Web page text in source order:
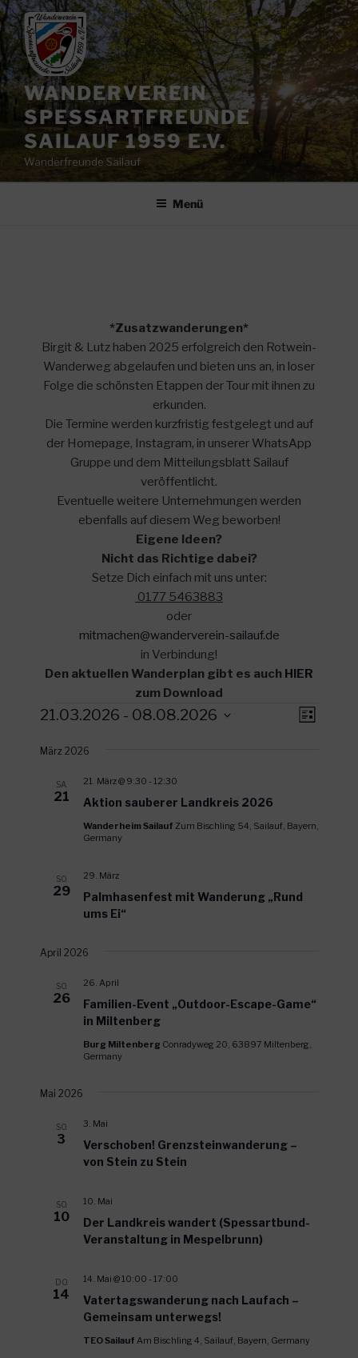
Zum
Inhalt
springen
WANDERVEREIN
SPESSARTFREUNDE
SAILAUF 1959 E.V.
Wanderfreunde Sailauf
Menü
*Zusatzwanderungen*
Birgit & Lutz haben 2025 erfolgreich den Rotwein-
Wanderweg abgelaufen und bieten uns an, in loser
Folge die schönsten Etappen der Tour mit ihnen zu
erkunden.
Die Termine werden kurzfristig festgelegt und auf
der Homepage, Instagram, in unserer WhatsApp
Gruppe und dem Mitteilungsblatt Sailauf
veröffentlicht.
Eventuelle weitere Unternehmungen werden
ebenfalls auf diesem Weg beworben!
Eigene Ideen?
Nicht das Richtige dabei?
Setze Dich einfach mit uns unter:
0177 5463883
oder
mitmachen@wanderverein-sailauf.de
in Verbindung!
Den aktuellen Wanderplan gibt es auch HIER
zum Download
Veranstaltungen
A
h
n
i
a
V
t
s
c
L
21.03.2026 - 08.08.2026
a
März 2026
SA.
21 Aktion sauberer Landkreis 2026
21. März @ 9:30 -12:30
Wanderheim Sailauf Zum Bischling 54, Sailauf, Bayern,
Germany
SO.
29
Palmhasenfest mit Wanderung „Rund
ums Ei“
29. März
April 2026
SO.
26
Familien-Event „Outdoor-Escape-Game“
in Miltenberg
26. April
Burg Miltenberg Conradyweg 20, 63897 Miltenberg,
Germany
Mai 2026
SO.
3
Verschoben! Grenzsteinwanderung –
von Stein zu Stein
3. Mai
SO.
10
Der Landkreis wandert (Spessartbund-
Veranstaltung in Mespelbrunn)
10. Mai
DO.
14
Vatertagswanderung nach Laufach –
Gemeinsam unterwegs!
14. Mai @ 10:00 -17:00
TEO Sailauf Am Bischling 4, Sailauf, Bayern, Germany